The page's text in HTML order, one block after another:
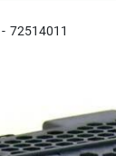
- 72514011